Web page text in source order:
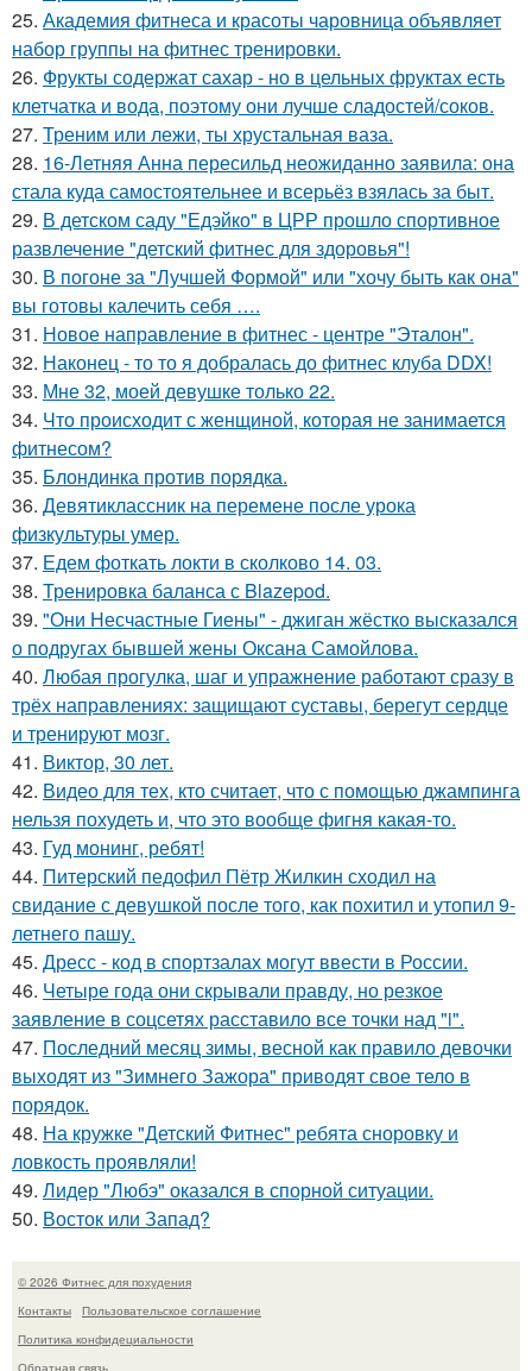
25. Академия фитнеса и красоты чаровница объявляет
набор группы на фитнес тренировки.
26. Фрукты содержат сахар - но в цельных фруктах есть
клетчатка и вода, поэтому они лучше сладостей/соков.
27. Треним или лежи, ты хрустальная ваза.
28. 16-Летняя Анна пересильд неожиданно заявила: она
стала куда самостоятельнее и всерьёз взялась за быт.
29. В детском саду "Едэйко" в ЦРР прошло спортивное
развлечение "детский фитнес для здоровья"!
30. В погоне за "Лучшей Формой" или "хочу быть как она"
вы готовы калечить себя ….
31. Новое направление в фитнес - центре "Эталон".
32. Наконец - то то я добралась до фитнес клуба DDX!
33. Мне 32, моей девушке только 22.
34. Что происходит с женщиной, которая не занимается
фитнесом?
35. Блондинка против порядка.
36. Девятиклассник на перемене после урока
физкультуры умер.
37. Едем фоткать локти в сколково 14. 03.
38. Тренировка баланса с Blazepod.
39. "Они Несчастные Гиены" - джиган жёстко высказался
о подругах бывшей жены Оксана Самойлова.
40. Любая прогулка, шаг и упражнение работают сразу в
трёх направлениях: защищают суставы, берегут сердце
и тренируют мозг.
41. Виктор, 30 лет.
42. Видео для тех, кто считает, что с помощью джампинга
нельзя похудеть и, что это вообще фигня какая-то.
43. Гуд монинг, ребят!
44. Питерский педофил Пётр Жилкин сходил на
свидание с девушкой после того, как похитил и утопил 9-
летнего пашу.
45. Дресс - код в спортзалах могут ввести в России.
46. Четыре года они скрывали правду, но резкое
заявление в соцсетях расставило все точки над "i".
47. Последний месяц зимы, весной как правило девочки
выходят из "Зимнего Зажора" приводят свое тело в
порядок.
48. На кружке "Детский Фитнес" ребята сноровку и
ловкость проявляли!
49. Лидер "Любэ" оказался в спорной ситуации.
50. Восток или Запад?
© 2026 Фитнес для похудения
Контакты
Пользовательское соглашение
Политика конфидециальности